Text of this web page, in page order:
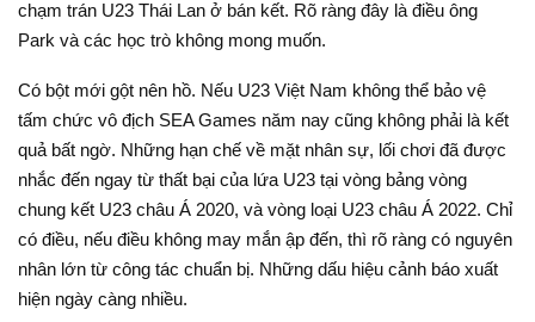
chạm trán U23 Thái Lan ở bán kết. Rõ ràng đây là điều ông
Park và các học trò không mong muốn.
Có bột mới gột nên hồ. Nếu U23 Việt Nam không thể bảo vệ
tấm chức vô địch SEA Games năm nay cũng không phải là kết
quả bất ngờ. Những hạn chế về mặt nhân sự, lối chơi đã được
nhắc đến ngay từ thất bại của lứa U23 tại vòng bảng vòng
chung kết U23 châu Á 2020, và vòng loại U23 châu Á 2022. Chỉ
có điều, nếu điều không may mắn ập đến, thì rõ ràng có nguyên
nhân lớn từ công tác chuẩn bị. Những dấu hiệu cảnh báo xuất
hiện ngày càng nhiều.